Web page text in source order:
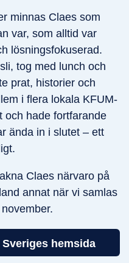
minnas Claes som
var, som alltid var
lösningsfokuserad.
tog med lunch och
prat, historier och
i flera lokala KFUM-
och hade fortfarande
ända in i slutet – ett
Claes närvaro på
annat när vi samlas
hemsida